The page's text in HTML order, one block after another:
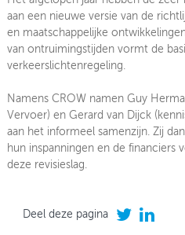
aan een nieuwe versie van de
en maatschappelijke
van ontruimingstijden vormt de
verkeerslichtenregeling.
Namens CROW namen Guy
Vervoer) en Gerard van Dijck
aan het informeel samenzijn. Zij
hun inspanningen en de financiers
deze revisieslag.
Deel deze pagina